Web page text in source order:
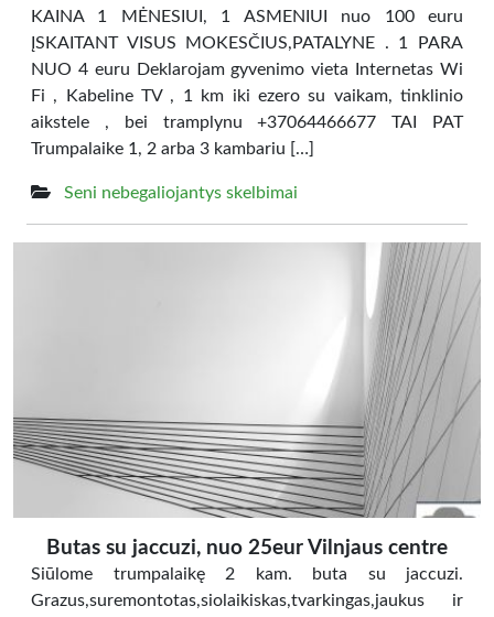
KAINA 1 MĖNESIUI, 1 ASMENIUI nuo 100 euru
ĮSKAITANT VISUS MOKESČIUS,PATALYNE . 1 PARA
NUO 4 euru Deklarojam gyvenimo vieta Internetas Wi
Fi , Kabeline TV , 1 km iki ezero su vaikam, tinklinio
aikstele , bei tramplynu +37064466677 TAI PAT
Trumpalaike 1, 2 arba 3 kambariu […]
Seni nebegaliojantys skelbimai
Butas su jaccuzi, nuo 25eur Vilnjaus centre
Siūlome trumpalaikę 2 kam. buta su jaccuzi.
Grazus,suremontotas,siolaikiskas,tvarkingas,jaukus ir